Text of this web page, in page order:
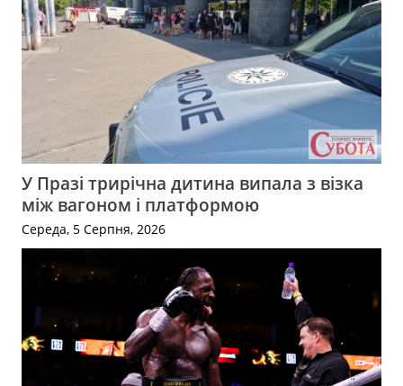
У Празі трирічна дитина випала з візка
між вагоном і платформою
Середа, 5 Серпня, 2026